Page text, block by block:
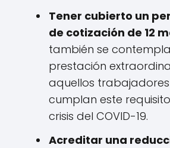
Tener cubierto un
de cotización de 12
también se
prestación
aquellos
cumplan este
crisis del COVID-19.
Acreditar una